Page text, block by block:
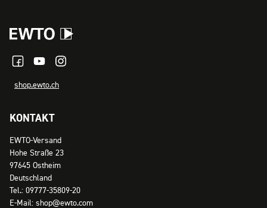
shop.ewto.ch
KONTAKT
EWTO-Versand
Hohe Straße 23
97645 Ostheim
Deutschland
Tel.: 09777-35809-20
E-Mail: shop@ewto.com